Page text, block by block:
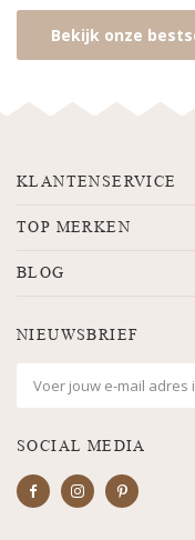
Bekijk onze
KLANTENSERVICE
TOP MERKEN
BLOG
NIEUWSBRIEF
SOCIAL MEDIA